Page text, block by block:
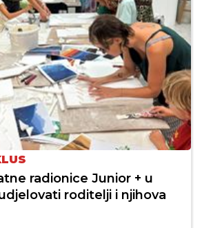
radionice Junior + u
roditelji i njihova